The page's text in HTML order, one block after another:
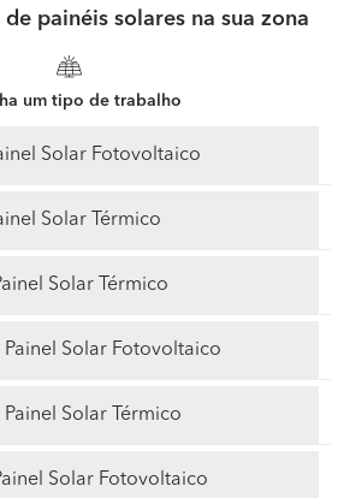
de painéis solares na sua zona
um tipo de trabalho
Solar Fotovoltaico
Solar Térmico
Solar Térmico
Solar Fotovoltaico
Solar Térmico
Solar Fotovoltaico